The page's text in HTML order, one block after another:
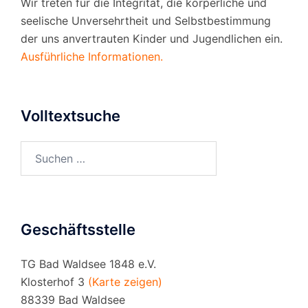
Wir treten für die Integrität, die körperliche und
seelische Unversehrtheit und Selbstbestimmung
der uns anvertrauten Kinder und Jugendlichen ein.
Ausführliche Informationen.
Volltextsuche
Geschäftsstelle
TG Bad Waldsee 1848 e.V.
Klosterhof 3 (Karte zeigen)
88339 Bad Waldsee